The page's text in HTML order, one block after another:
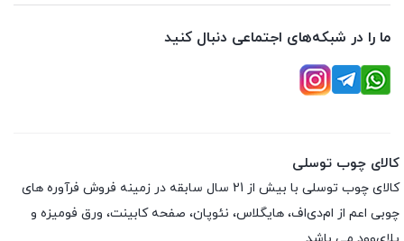
ما را در شبکه‌های اجتماعی دنبال کنید
کالای چوب توسلی
کالای چوب توسلی با بیش از 21 سال سابقه در زمینه فروش فرآوره های
چوبی اعم از ام‌دی‌اف، هایگلاس، نئوپان، صفحه کابینت، ورق فومیزه و